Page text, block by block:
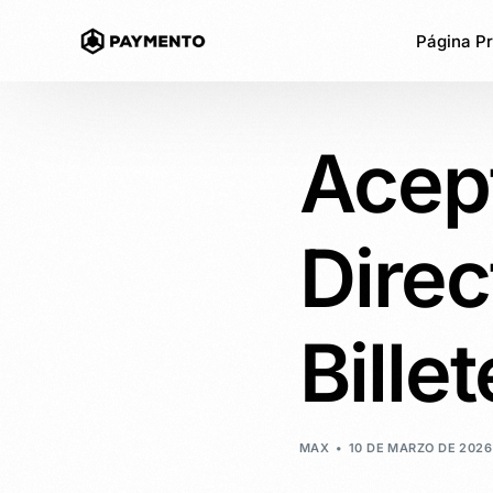
Página
Acepta
Pasarela de
custodiada
Enlace de
Acepta
Pago en
tus clientes
MAX 10 DE MARZO DE 2026